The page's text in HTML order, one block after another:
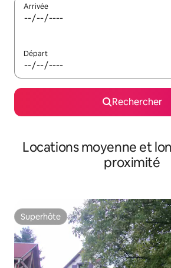
Arrivée
Départ
Rechercher
Locations moyenne et
proximité
Superhôte
Superhôte